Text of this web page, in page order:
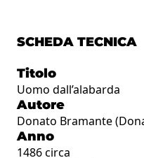
SCHEDA TECNICA
Titolo
Uomo dall’alabarda
Autore
Donato Bramante
Anno
1486 circa